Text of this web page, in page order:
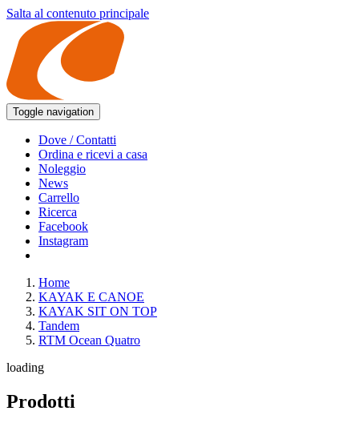
Salta al contenuto principale
Toggle navigation
Dove / Contatti
Ordina e ricevi a casa
Noleggio
News
Carrello
Ricerca
Facebook
Instagram
Home
KAYAK E CANOE
KAYAK SIT ON TOP
Tandem
RTM Ocean Quatro
loading
Prodotti